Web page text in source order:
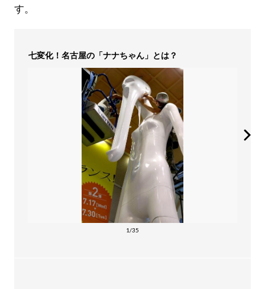
す。
七変化！名古屋の「ナナちゃん」とは？
1/35